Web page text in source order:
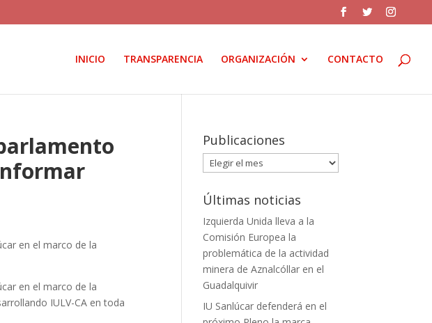
INICIO TRANSPARENCIA ORGANIZACIÓN CONTACTO
en el marco de la
en el marco de la
IULV-CA en toda
Publicaciones
Publicaciones
Últimas noticias
Izquierda Unida lleva a la
Comisión Europea la
problemática de la actividad
minera de Aznalcóllar en el
Guadalquivir
IU Sanlúcar defenderá en el